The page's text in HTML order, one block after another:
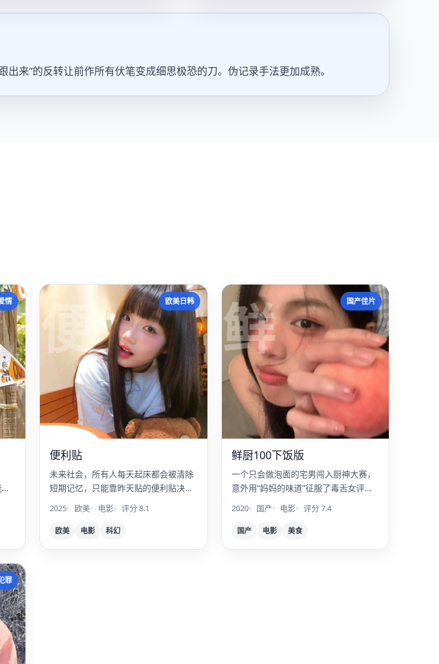
来”的反转让前作所有伏笔变成细思极恐的刀。伪记录手法更加成熟。
情 便 欧美日韩
便利贴
未来社会，所有人每天起床都会被清除
短期记忆，只能靠昨天贴的便利贴决定
今天的生活。
2025 欧美 电影 评分 8.1
欧美 电影 科幻
鲜 国产佳片
鲜厨100下饭版
一个只会做泡面的宅男闯入厨神大赛，
意外用“妈妈的味道”征服了毒舌女评
2020 国产 电影 评分 7.4
国产 电影 美食
罪